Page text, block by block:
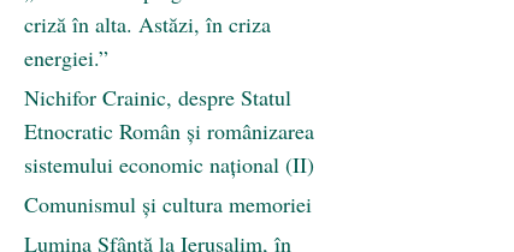
criză în alta. Astăzi, în criza
energiei.”
Nichifor Crainic, despre Statul
Etnocratic Român şi românizarea
sistemului economic naţional (II)
Comunismul şi cultura memoriei
Lumina Sfântă la Ierusalim, în